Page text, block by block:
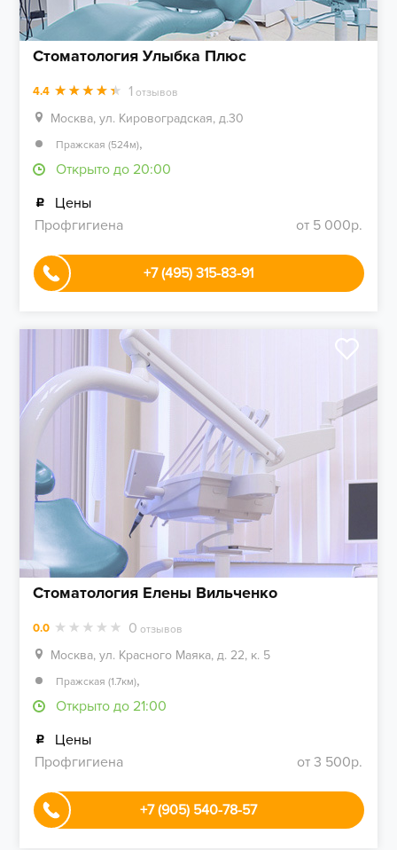
Стоматология Улыбка Плюс
4.4 1 отзывов
Москва, ул. Кировоградская, д.30
Пражская (524м),
Открыто до 20:00
Цены
Профгигиена
от 5 000р.
+7 (495) 315-83-91
Стоматология Елены Вильченко
0.0 0 отзывов
Москва, ул. Красного Маяка, д. 22, к. 5
Пражская (1.7км),
Открыто до 21:00
Цены
Профгигиена
от 3 500р.
+7 (905) 540-78-57